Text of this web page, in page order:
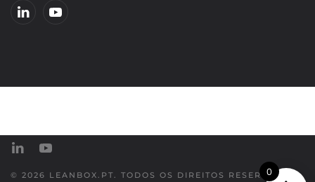
© 2026 LEANBOX.PT. TODOS OS DIREITOS RESERVADOS.
0